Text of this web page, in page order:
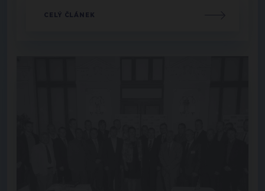
CELÝ ČLÁNEK